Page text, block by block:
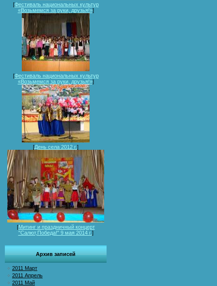
[Фестиваль национальных культур
«Возьмемся за руки, друзья!»]
[Фестиваль национальных культур
«Возьмемся за руки, друзья!»]
[День села 2012 г.]
[Митинг и праздничный концерт
"Салют,Победа!" 9 мая 2014 г.]
Архив записей
2011 Март
2011 Апрель
2011 Май